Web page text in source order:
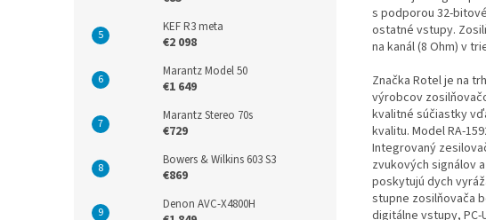
KEF R3 meta
€2 098
Marantz Model 50
€1 649
Marantz Stereo 70s
€729
Bowers & Wilkins 603 S3
€869
Denon AVC-X4800H
s podporou 32-
ostatné vstupy.
na kanál (8 Ohm) v
Značka Rotel je na
výrobcov
kvalitné súčiastky
kvalitu. Model RA-
Integrovaný
zvukových signálov
poskytujú dych
stupne zosilňovača
digitálne vstupy, PC-